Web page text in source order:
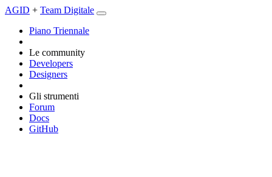
AGID + Team Digitale
Piano Triennale
Le community
Developers
Designers
Gli strumenti
Forum
Docs
GitHub